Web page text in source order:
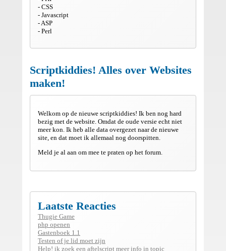
CSS
Javascript
ASP
Perl
Scriptkiddies! Alles over Websites
maken!
Welkom op de nieuwe scriptkiddies! Ik ben nog hard
bezig met de website. Omdat de oude versie echt niet
meer kon. Ik heb alle data overgezet naar de nieuwe
site, en dat moet ik allemaal nog doorspitten.
Meld je al aan om mee te praten op het forum.
Laatste Reacties
Thugie Game
php openen
Gastenboek 1.1
Testen of je lid moet zijn
Help! ik zoek een aftelscript meer info in topic